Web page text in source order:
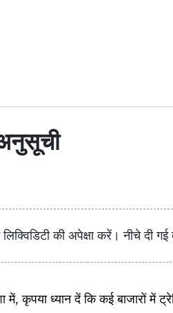
की अपेक्षा करें। नीचे दी
कृपया ध्यान दें कि कई बाजारों में